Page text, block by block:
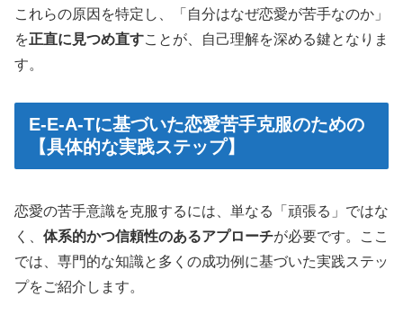
これらの原因を特定し、「自分はなぜ恋愛が苦手なのか」
を正直に見つめ直すことが、自己理解を深める鍵となりま
す。
E-E-A-Tに基づいた恋愛苦手克服のための
【具体的な実践ステップ】
恋愛の苦手意識を克服するには、単なる「頑張る」ではな
く、 体系的かつ信頼性のあるアプローチが必要です。ここ
では、専門的な知識と多くの成功例に基づいた実践ステッ
プをご紹介します。